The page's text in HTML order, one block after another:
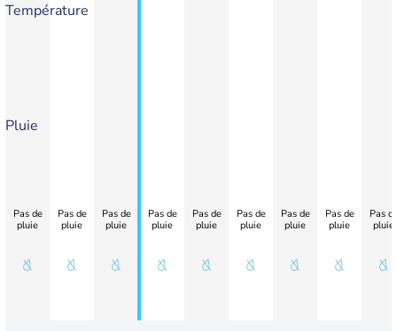
Température
Pluie
Pas de
pluie
Pas de
pluie
Pas de
pluie
Pas de
pluie
Pas de
pluie
Pas de
pluie
Pas de
pluie
Pas de
pluie
Pas
pluie